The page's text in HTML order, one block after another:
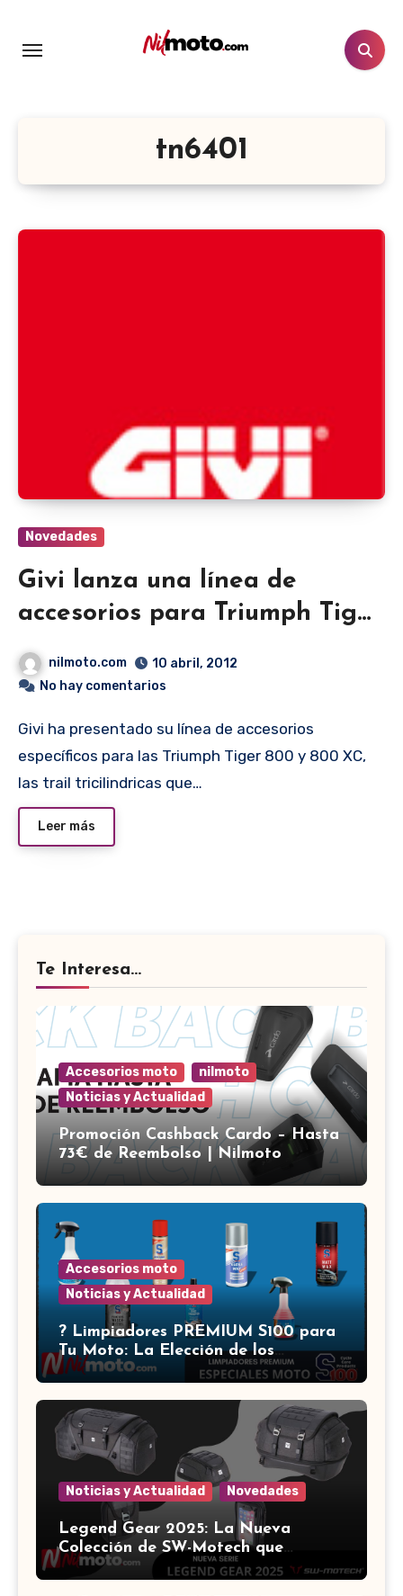
tn6401
Novedades
Givi lanza una línea de
accesorios para Triumph Tiger
800 y XC
nilmoto.com
10 abril, 2012
No hay comentarios
Givi ha presentado su línea de accesorios
específicos para las Triumph Tiger 800 y 800 XC,
las trail tricilindricas que…
Leer más
Te Interesa...
Accesorios moto
nilmoto
Noticias y Actualidad
Promoción Cashback Cardo – Hasta
73€ de Reembolso | Nilmoto
Accesorios moto
Noticias y Actualidad
?️ Limpiadores PREMIUM S100 para
Tu Moto: La Elección de los
Expertos ?
Noticias y Actualidad Novedades
Legend Gear 2025: La Nueva
Colección de SW-Motech que
Revoluciona el Equipamiento para
Motocicletas ?️